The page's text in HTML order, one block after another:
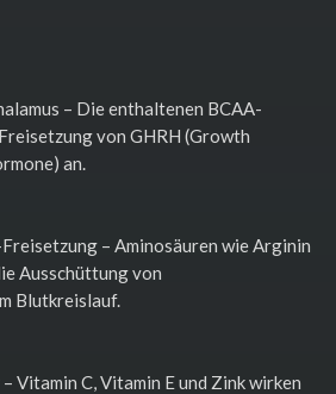
– Die enthaltenen BCAA-
von GHRH (Growth
an.
– Aminosäuren wie Arginin
Ausschüttung von
Blutkreislauf.
Vitamin C, Vitamin E und Zink wirken